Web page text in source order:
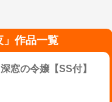
」作品一覧
窓の令嬢【SS付】